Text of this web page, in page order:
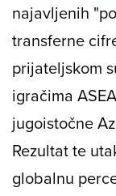
najavljenih
transferne
prijateljskom
igračima
jugoistočne
Rezultat te
globalnu